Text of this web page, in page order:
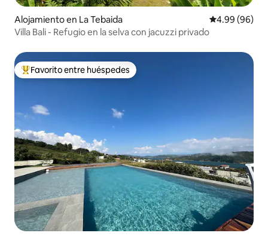
Alojamiento en La Tebaida Calificación
4.99 (96)
Villa Bali - Refugio en la selva con jacuzzi privado
Favorito entre huéspedes preferido
Favorito entre huéspedes